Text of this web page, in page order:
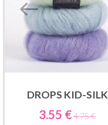
DROPS KID-SILK
3.55 €4.75 €